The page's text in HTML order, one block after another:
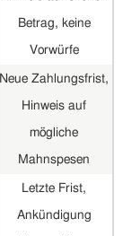
Betrag, keine
Vorwürfe
Neue Zahlungsfrist,
Hinweis auf
mögliche
Mahnspesen
Letzte Frist,
Ankündigung